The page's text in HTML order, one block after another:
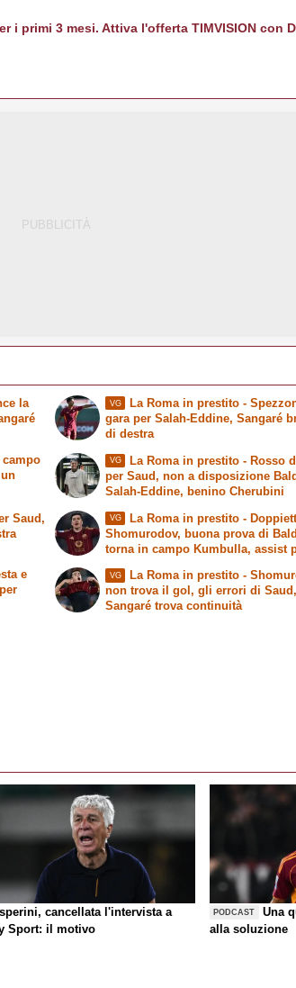
i primi 3 mesi. Attiva l'offerta TIMVISION con
la
VG La Roma in prestito-
gara per Salah-Eddine, Sangaré
di destra
VG La Roma in prestito- Rosso
per Saud, non a disposizione
Salah-Eddine, benino Cherubini
Saud,
e
VG La Roma in prestito-
Shomurodov, buona prova di
torna in campo Kumbulla, assist
VG La Roma in prestito-
non trova il gol, gli errori di Saud,
Sangaré trova continuità
cancellata l'intervista a
Sport: il motivo
PODCAST
Una
alla soluzione